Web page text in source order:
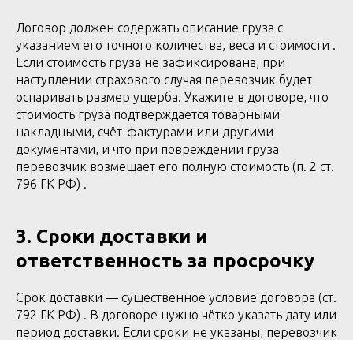
Договор должен содержать описание груза с
указанием его точного количества, веса и стоимости .
Если стоимость груза не зафиксирована, при
наступлении страхового случая перевозчик будет
оспаривать размер ущерба. Укажите в договоре, что
стоимость груза подтверждается товарными
накладными, счёт-фактурами или другими
документами, и что при повреждении груза
перевозчик возмещает его полную стоимость (п. 2 ст.
796 ГК РФ) .
3. Сроки доставки и
ответственность за просрочку
Срок доставки — существенное условие договора (ст.
792 ГК РФ) . В договоре нужно чётко указать дату или
период доставки. Если сроки не указаны, перевозчик